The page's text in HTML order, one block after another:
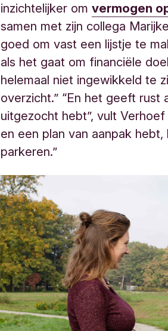
inzichtelijker omvermogen
samen met zijn collega
goed om vast een lijstje te
als het gaat om financiële
helemaal niet ingewikkeld te
overzicht.” “En het geeft rust
uitgezocht hebt”, vult
en een plan van aanpak
parkeren.”